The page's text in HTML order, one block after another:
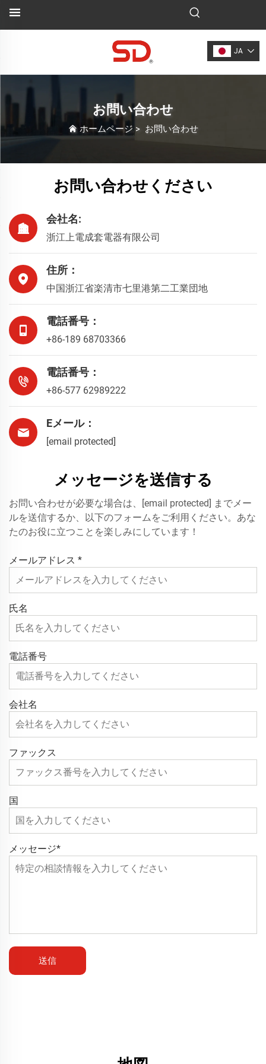
JA
お問い合わせ
ホームページ> お問い合わせ
お問い合わせください
会社名:
浙江上電成套電器有限公司
住所：
中国浙江省楽清市七里港第二工業団地
電話番号：
+86-189 68703366
電話番号：
+86-577 62989222
Eメール：
[email protected]
メッセージを送信する
お問い合わせが必要な場合は、 [email protected] までメー
ルを送信するか、以下のフォームをご利用ください。あな
たのお役に立つことを楽しみにしています！
メールアドレス *
氏名
電話番号
会社名
ファックス
国
メッセージ*